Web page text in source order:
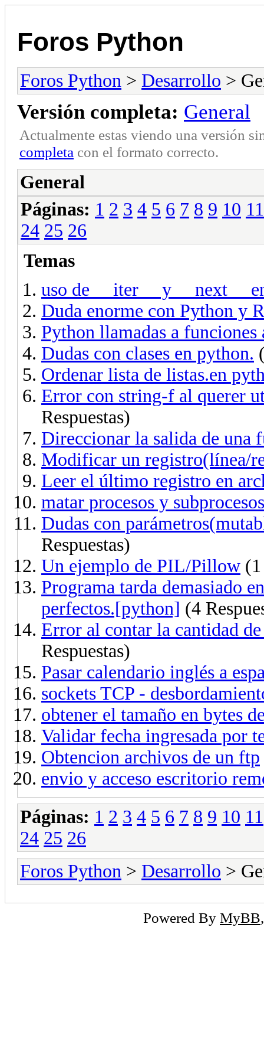
Foros Python
Foros Python > Desarrollo >
Versión completa: General
Actualmente estas viendo una versión
completa con el formato correcto.
General
Páginas: 1 2 3 4 5 6 7 8 9 10 11
24 25 26
Temas
uso de __iter__ y __next__
Duda enorme con Python y
Python llamadas a funciones
Dudas con clases en python.
Ordenar lista de listas.en
Error con string-f al querer
Respuestas)
Direccionar la salida de una
Modificar un registro(línea/
Leer el último registro en
matar procesos y subprocesos
Dudas con
Respuestas)
Un ejemplo de PIL/Pillow
Programa tarda demasiado
perfectos.[python] (4
Error al contar la cantidad
Respuestas)
Pasar calendario inglés a
sockets TCP -
obtener el tamaño en bytes
Validar fecha ingresada por
Obtencion archivos de un ftp
envio y acceso escritorio
Páginas: 1 2 3 4 5 6 7 8 9 10 11
24 25 26
Foros Python > Desarrollo >
Powered By MyBB